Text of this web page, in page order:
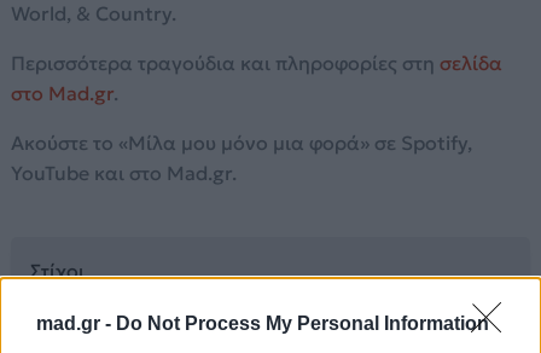
mad.gr - Do Not Process My Personal Information
World, & Country.
Περισσότερα τραγούδια και πληροφορίες στη σελίδα
στο Mad.gr.
Ακούστε το «Μίλα μου μόνο μια φορά» σε Spotify,
YouTube και στο Mad.gr.
Στίχοι
Δώσ’ μου μια λέξη γι’ αγκαλιά, κάν’ την καρδιά μου